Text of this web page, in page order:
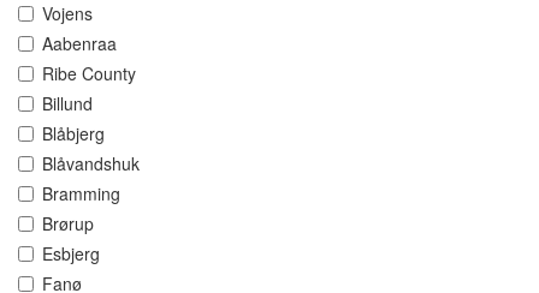
Vojens
Aabenraa
Ribe County
Billund
Blåbjerg
Blåvandshuk
Bramming
Brørup
Esbjerg
Fanø